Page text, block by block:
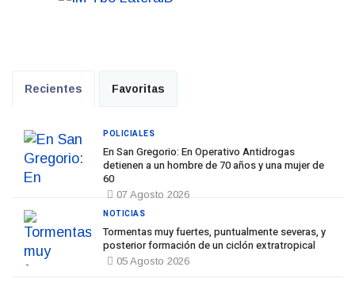
Recientes Favoritas
En San Gregorio: En Operativo Antidrogas
detienen a un hombre de 70 años y una mujer de
60
07 Agosto 2026
POLICIALES
Tormentas muy fuertes, puntualmente severas, y
posterior formación de un ciclón extratropical
05 Agosto 2026
NOTICIAS